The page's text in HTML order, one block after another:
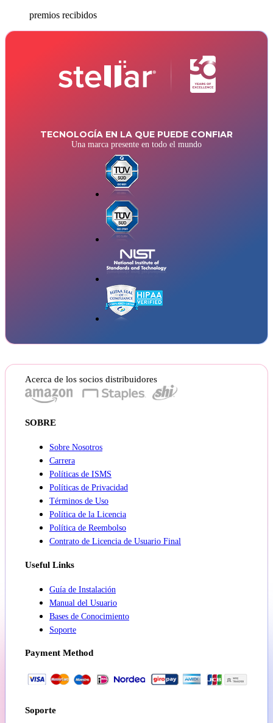
premios recibidos
TECNOLOGÍA EN LA QUE PUEDE CONFIAR
Una marca presente en todo el mundo
Acerca de los socios distribuidores
SOBRE
Sobre Nosotros
Carrera
Políticas de ISMS
Políticas de Privacidad
Términos de Uso
Política de la Licencia
Política de Reembolso
Contrato de Licencia de Usuario Final
Useful Links
Guía de Instalación
Manual del Usuario
Bases de Conocimiento
Soporte
Payment Method
Soporte